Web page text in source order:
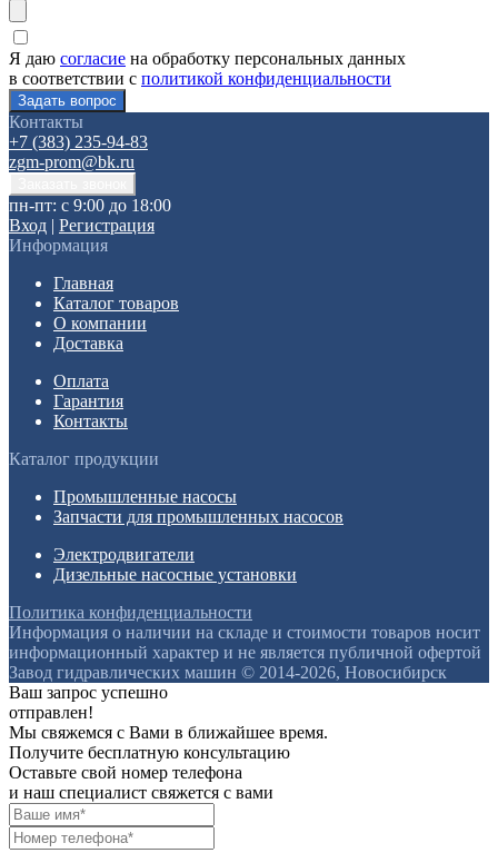
Я даю согласие на обработку персональных данных
в соответствии с политикой конфиденциальности
Контакты
+7 (383) 235-94-83
zgm-prom@bk.ru
пн-пт: с 9:00 до 18:00
Вход | Регистрация
Информация
Главная
Каталог товаров
О компании
Доставка
Оплата
Гарантия
Контакты
Каталог продукции
Промышленные насосы
Запчасти для промышленных насосов
Электродвигатели
Дизельные насосные установки
Политика конфиденциальности
Информация о наличии на складе и стоимости товаров носит
информационный характер и не является публичной офертой
Завод гидравлических машин © 2014-2026, Новосибирск
Ваш запрос успешно
отправлен!
Мы свяжемся с Вами в ближайшее время.
Получите бесплатную консультацию
Оставьте свой номер телефона
и наш специалист свяжется с вами